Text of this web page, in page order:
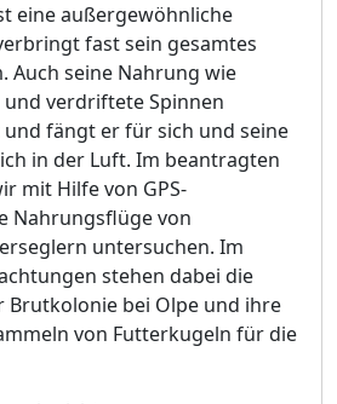
eine außergewöhnliche
fast sein gesamtes
Auch seine Nahrung wie
verdriftete Spinnen
fängt er für sich und seine
in der Luft. Im beantragten
mit Hilfe von GPS-
Nahrungsflüge von
untersuchen. Im
stehen dabei die
Brutkolonie bei Olpe und ihre
von Futterkugeln für die